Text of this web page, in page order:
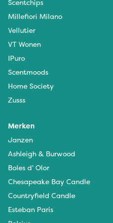
Scentchips
Millefiori Milano
Vellutier
VT Wonen
IPuro
Scentmoods
Home Society
Zusss
Merken
Janzen
Ashleigh & Burwood
Boles d’ Olor
Chesapeake Bay Candle
Countryfield Candle
Esteban Paris